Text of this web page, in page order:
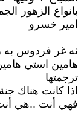
بانواع الزهور
امير خسرو
ئه غر فردوس
هامين استي
ترجمتها
اذا كانت هناك
فهي أنت ..هي